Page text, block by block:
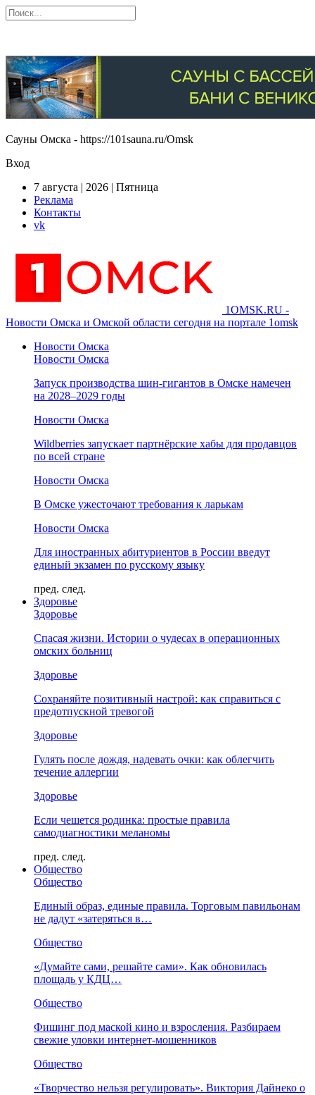
Сауны Омска - https://101sauna.ru/Omsk
Вход
7 августа | 2026 | Пятница
Реклама
Контакты
vk
1OMSK.RU -
Новости Омска и Омской области сегодня на портале 1omsk
Новости Омска
Новости Омска
Запуск производства шин-гигантов в Омске намечен
на 2028–2029 годы
Новости Омска
Wildberries запускает партнёрские хабы для продавцов
по всей стране
Новости Омска
В Омске ужесточают требования к ларькам
Новости Омска
Для иностранных абитуриентов в России введут
единый экзамен по русскому языку
пред. след.
Здоровье
Здоровье
Спасая жизни. Истории о чудесах в операционных
омских больниц
Здоровье
Сохраняйте позитивный настрой: как справиться с
предотпускной тревогой
Здоровье
Гулять после дождя, надевать очки: как облегчить
течение аллергии
Здоровье
Если чешется родинка: простые правила
самодиагностики меланомы
пред. след.
Общество
Общество
Единый образ, единые правила. Торговым павильонам
не дадут «затеряться в…
Общество
«Думайте сами, решайте сами». Как обновилась
площадь у КДЦ…
Общество
Фишинг под маской кино и взросления. Разбираем
свежие уловки интернет-мошенников
Общество
«Творчество нельзя регулировать». Виктория Дайнеко о